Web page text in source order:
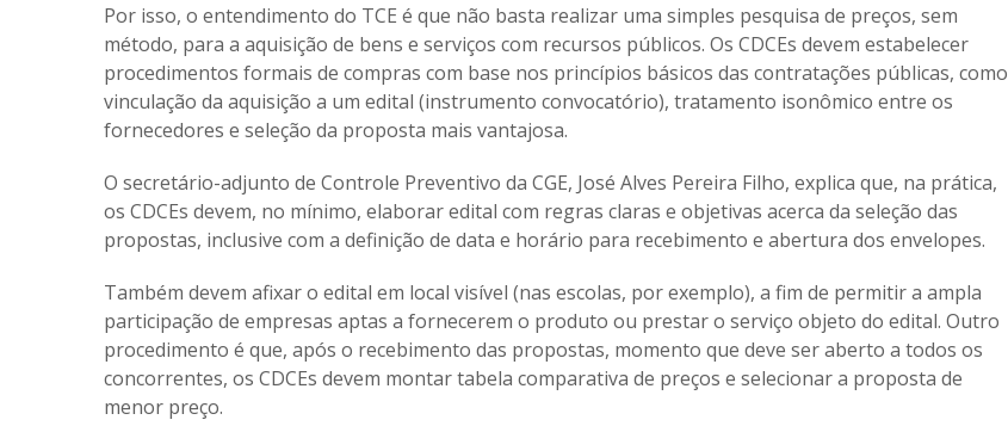
Por isso, o entendimento do TCE é que não basta realizar uma simples pesquisa de preços, sem
método, para a aquisição de bens e serviços com recursos públicos. Os CDCEs devem estabelecer
procedimentos formais de compras com base nos princípios básicos das contratações públicas, como
vinculação da aquisição a um edital (instrumento convocatório), tratamento isonômico entre os
fornecedores e seleção da proposta mais vantajosa.
O secretário-adjunto de Controle Preventivo da CGE, José Alves Pereira Filho, explica que, na prática,
os CDCEs devem, no mínimo, elaborar edital com regras claras e objetivas acerca da seleção das
propostas, inclusive com a definição de data e horário para recebimento e abertura dos envelopes.
Também devem afixar o edital em local visível (nas escolas, por exemplo), a fim de permitir a ampla
participação de empresas aptas a fornecerem o produto ou prestar o serviço objeto do edital. Outro
procedimento é que, após o recebimento das propostas, momento que deve ser aberto a todos os
concorrentes, os CDCEs devem montar tabela comparativa de preços e selecionar a proposta de
menor preço.